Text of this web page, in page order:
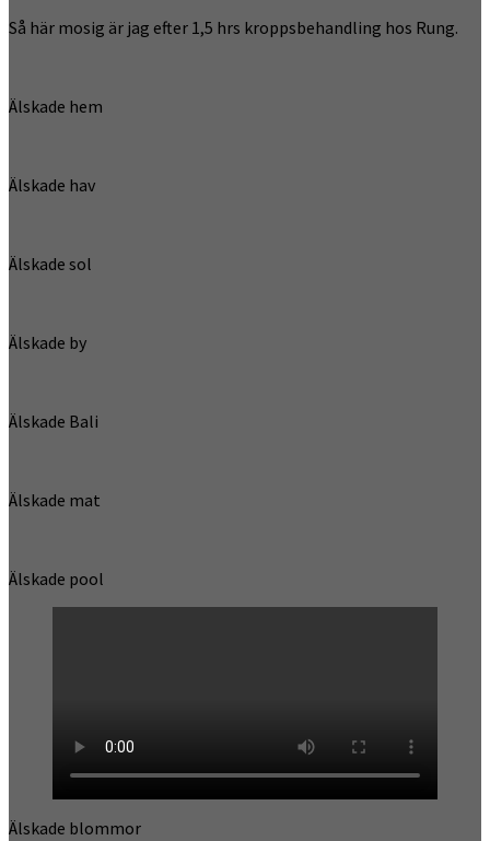
Så här mosig är jag efter 1,5 hrs kroppsbehandling hos Rung.
Älskade hem
Älskade hav
Älskade sol
Älskade by
Älskade Bali
Älskade mat
Älskade pool
Älskade blommor